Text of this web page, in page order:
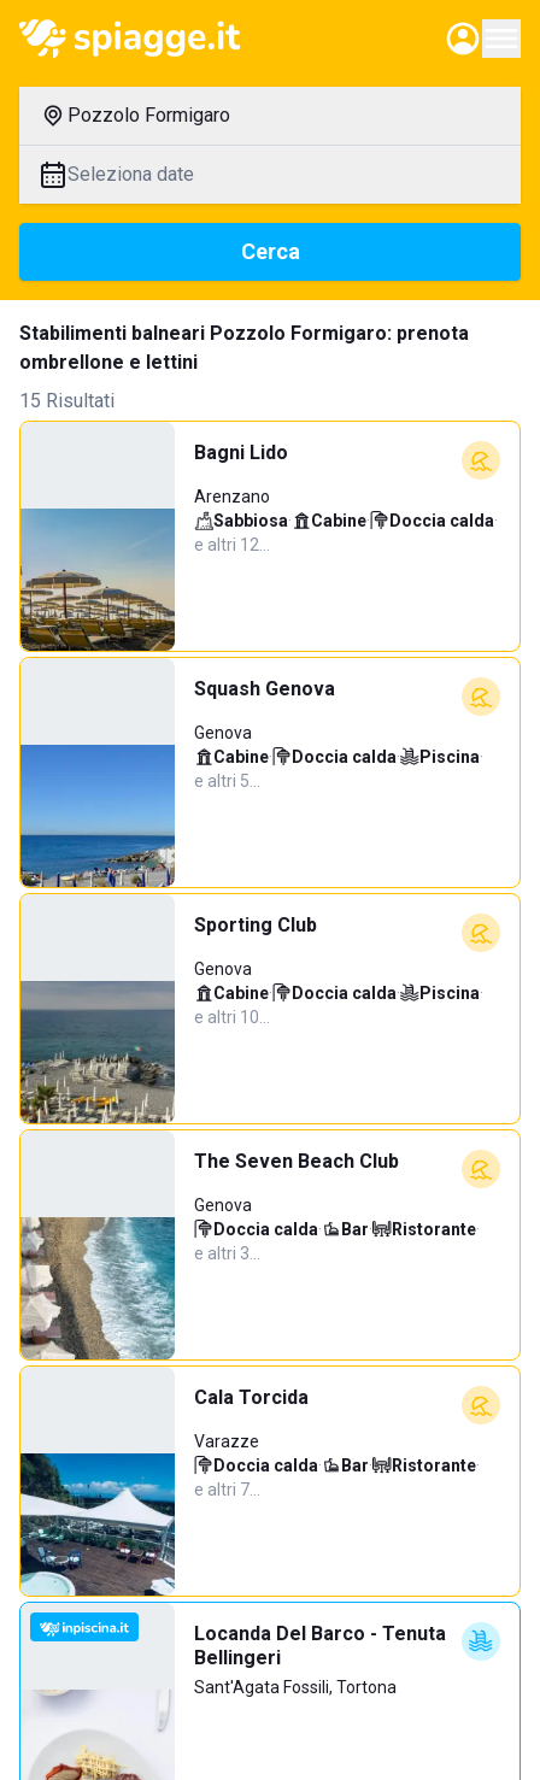
Pozzolo Formigaro
Seleziona date
Cerca
Stabilimenti balneari Pozzolo Formigaro: prenota
ombrellone e lettini
15 Risultati
Bagni Lido
Arenzano
Sabbiosa· Cabine· Doccia calda·
e altri 12…
Squash Genova
Genova
Cabine· Doccia calda· Piscina·
e altri 5…
Sporting Club
Genova
Cabine· Doccia calda· Piscina·
e altri 10…
The Seven Beach Club
Genova
Doccia calda· Bar· Ristorante·
e altri 3…
Cala Torcida
Varazze
Doccia calda· Bar· Ristorante·
e altri 7…
Locanda Del Barco - Tenuta
Bellingeri
Sant'Agata Fossili, Tortona